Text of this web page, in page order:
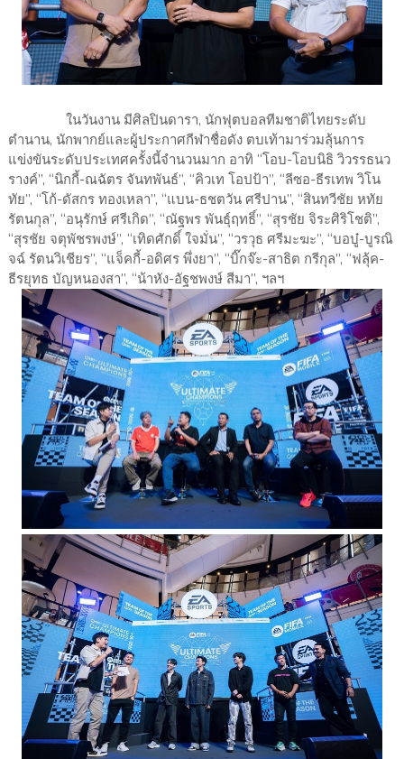
ในวันงาน มีศิลปินดารา, นักฟุตบอลทีมชาติไทยระดับ
ตำนาน, นักพากย์และผู้ประกาศกีฬาชื่อดัง ตบเท้ามาร่วมลุ้นการ
แข่งขันระดับประเทศครั้งนี้จำนวนมาก อาทิ “โอบ-โอบนิธิ วิวรรธนว
รางค์”, “นิกกี้-ณฉัตร จันทพันธ์”, “คิวเท โอปป้า”, “ลีซอ-ธีรเทพ วิโน
ทัย”, “โก้-ดัสกร ทองเหลา”, “แบน-ธชตวัน ศรีปาน”, “สินทวีชัย หทัย
รัตนกุล”, “อนุรักษ์ ศรีเกิด”, “ณัฐพร พันธุ์ฤทธิ์”, “สุรชัย จิระศิริโชติ”,
“สุรชัย จตุพัชรพงษ์”, “เทิดศักดิ์ ใจมั่น”, “วรวุธ ศรีมะฆะ”, “บอบู๋-บูรณิ
จฉ์ รัตนวิเชียร”, “แจ็คกี้-อดิศร พึ่งยา”, “บิ๊กจ๊ะ-สาธิต กรีกุล”, “ฟลุ้ค-
ธีรยุทธ บัญหนองสา”, “น้าหัง-อัฐชพงษ์ สีมา”, ฯลฯ